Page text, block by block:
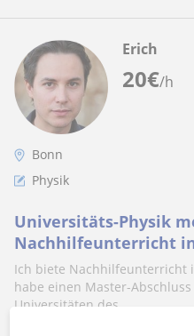
20€/h
Erich
Bonn
Physik
Universitäts-Physik
Nachhilfeunterricht
Experten
Ich biete Nachhilfeunterricht
habe einen Master-
Universitäten des...